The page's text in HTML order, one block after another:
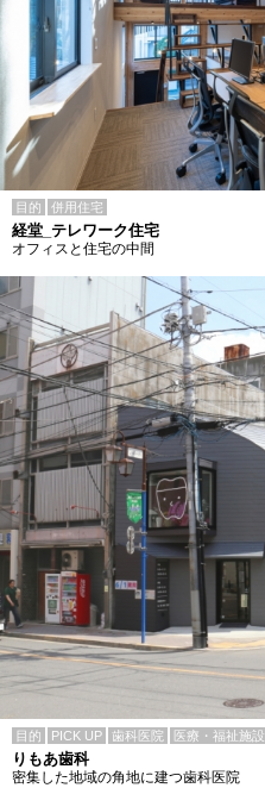
目的 併用住宅
経堂_テレワーク住宅
オフィスと住宅の中間
目的 PICK UP 歯科医院 医療・福祉施設
りもあ歯科
密集した地域の角地に建つ歯科医院